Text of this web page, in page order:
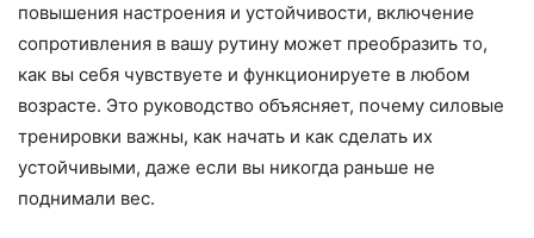
повышения настроения и устойчивости, включение
сопротивления в вашу рутину может преобразить то,
как вы себя чувствуете и функционируете в любом
возрасте. Это руководство объясняет, почему силовые
тренировки важны, как начать и как сделать их
устойчивыми, даже если вы никогда раньше не
поднимали вес.